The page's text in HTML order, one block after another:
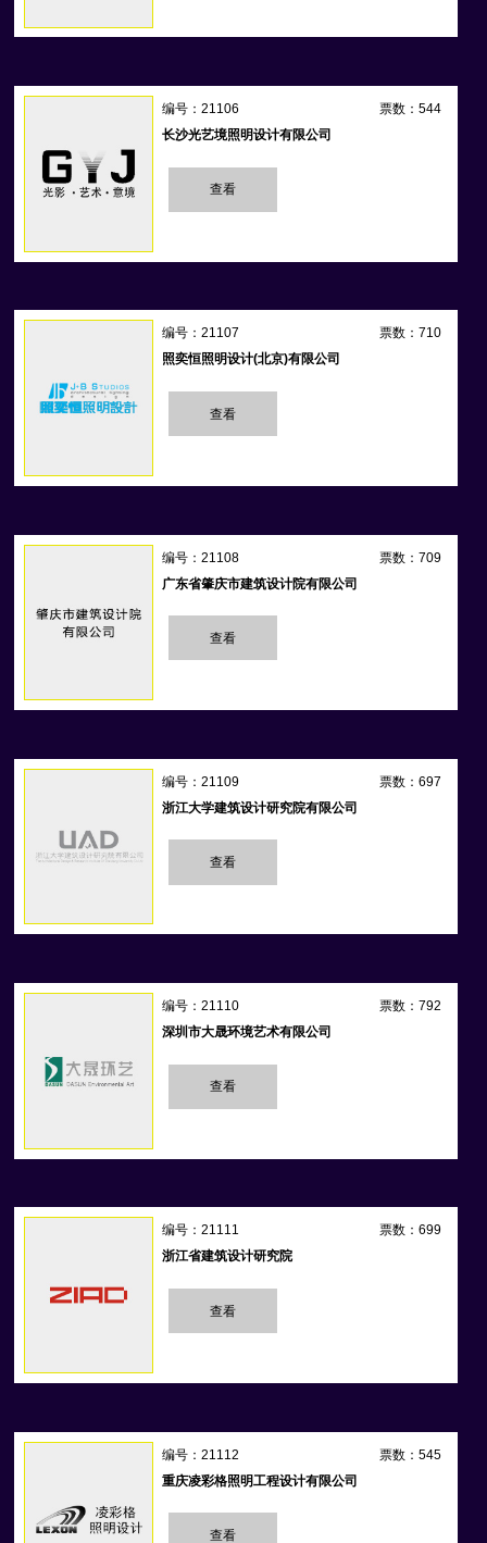
票数：544
编号：21106
长沙光艺境照明设计有限公司
查看
票数：710
编号：21107
照奕恒照明设计(北京)有限公司
查看
票数：709
编号：21108
广东省肇庆市建筑设计院有限公司
查看
票数：697
编号：21109
浙江大学建筑设计研究院有限公司
查看
票数：792
编号：21110
深圳市大晟环境艺术有限公司
查看
票数：699
编号：21111
浙江省建筑设计研究院
查看
票数：545
编号：21112
重庆凌彩格照明工程设计有限公司
查看